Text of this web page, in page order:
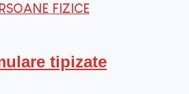
FIZICE
tipizate